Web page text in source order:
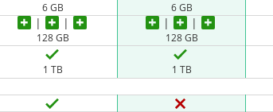
6 GB 6 GB
128 GB 128 GB
1 TB 1 TB